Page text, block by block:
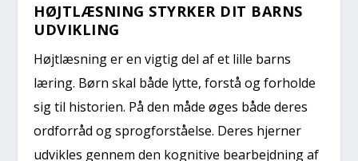
HØJTLÆSNING STYRKER DIT BARNS
UDVIKLING
Højtlæsning er en vigtig del af et lille barns
læring. Børn skal både lytte, forstå og forholde
sig til historien. På den måde øges både deres
ordforråd og sprogforståelse. Deres hjerner
udvikles gennem den kognitive bearbejdning af